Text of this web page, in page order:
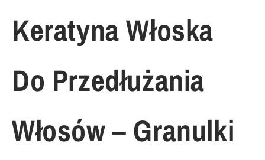
Keratyna Włoska
Do Przedłużania
Włosów – Granulki